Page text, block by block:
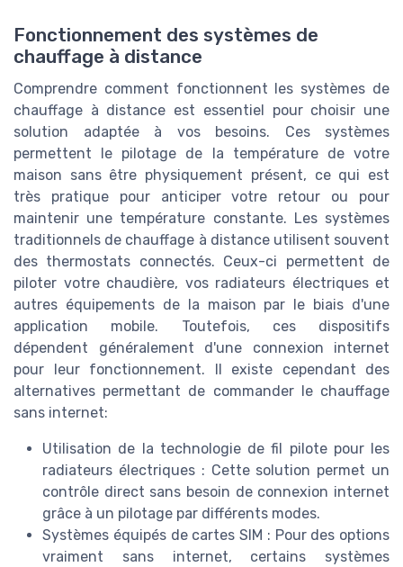
Fonctionnement des systèmes de
chauffage à distance
Comprendre comment fonctionnent les systèmes de
chauffage à distance est essentiel pour choisir une
solution adaptée à vos besoins. Ces systèmes
permettent le pilotage de la température de votre
maison sans être physiquement présent, ce qui est
très pratique pour anticiper votre retour ou pour
maintenir une température constante. Les systèmes
traditionnels de chauffage à distance utilisent souvent
des thermostats connectés. Ceux-ci permettent de
piloter votre chaudière, vos radiateurs électriques et
autres équipements de la maison par le biais d'une
application mobile. Toutefois, ces dispositifs
dépendent généralement d'une connexion internet
pour leur fonctionnement. Il existe cependant des
alternatives permettant de commander le chauffage
sans internet:
Utilisation de la technologie de fil pilote pour les
radiateurs électriques : Cette solution permet un
contrôle direct sans besoin de connexion internet
grâce à un pilotage par différents modes.
Systèmes équipés de cartes SIM : Pour des options
vraiment sans internet, certains systèmes